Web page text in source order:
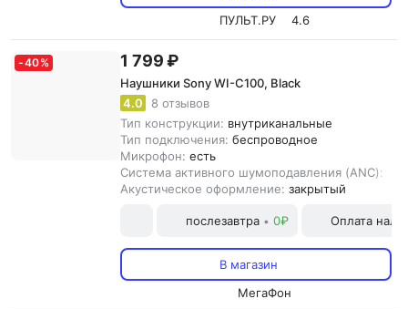
ПУЛЬТ.РУ
4.6
-40% 1 799 ₽
Наушники Sony WI-C100, Black
4.0
8 отзывов
Тип конструкции: внутриканальные
Тип подключения: беспроводное
Микрофон: есть
Система активного шумоподавления (ANC):
Акустическое оформление: закрытый
послезавтра • 0₽ Оплата
В магазин
МегаФон